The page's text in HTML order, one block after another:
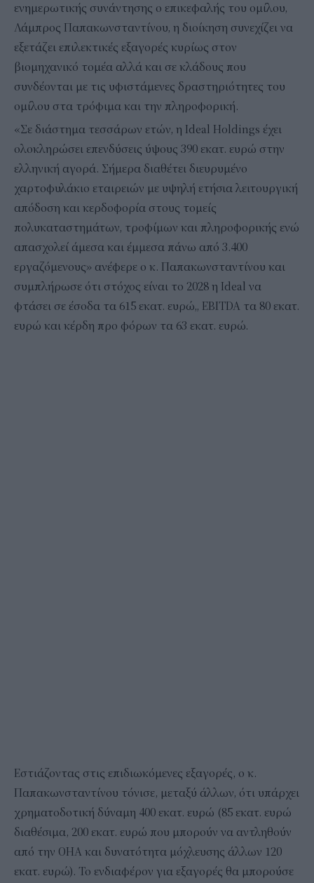
ενημερωτικής συνάντησης ο επικεφαλής του ομίλου,
Λάμπρος Παπακωνσταντίνου, η διοίκηση συνεχίζει να
εξετάζει επιλεκτικές εξαγορές κυρίως στον
βιομηχανικό τομέα αλλά και σε κλάδους που
συνδέονται με τις υφιστάμενες δραστηριότητες του
ομίλου στα τρόφιμα και την πληροφορική.
«Σε διάστημα τεσσάρων ετών, η Ideal Holdings έχει
ολοκληρώσει επενδύσεις ύψους 390 εκατ. ευρώ στην
ελληνική αγορά. Σήμερα διαθέτει διευρυμένο
χαρτοφυλάκιο εταιρειών με υψηλή ετήσια λειτουργική
απόδοση και κερδοφορία στους τομείς
πολυκαταστημάτων, τροφίμων και πληροφορικής ενώ
απασχολεί άμεσα και έμμεσα πάνω από 3.400
εργαζόμενους» ανέφερε ο κ. Παπακωνσταντίνου και
συμπλήρωσε ότι στόχος είναι το 2028 η Ideal να
φτάσει σε έσοδα τα 615 εκατ. ευρώ,, EBITDA τα 80 εκατ.
ευρώ και κέρδη προ φόρων τα 63 εκατ. ευρώ.
Εστιάζοντας στις επιδιωκόμενες εξαγορές, ο κ.
Παπακωνσταντίνου τόνισε, μεταξύ άλλων, ότι υπάρχει
χρηματοδοτική δύναμη 400 εκατ. ευρώ (85 εκατ. ευρώ
διαθέσιμα, 200 εκατ. ευρώ που μπορούν να αντληθούν
από την ΟΗΑ και δυνατότητα μόχλευσης άλλων 120
εκατ. ευρώ). Το ενδιαφέρον για εξαγορές θα μπορούσε